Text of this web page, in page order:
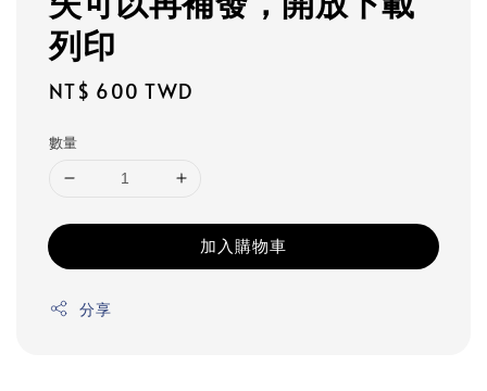
列印
Regular
NT$ 600 TWD
數量
加入購物車
分享